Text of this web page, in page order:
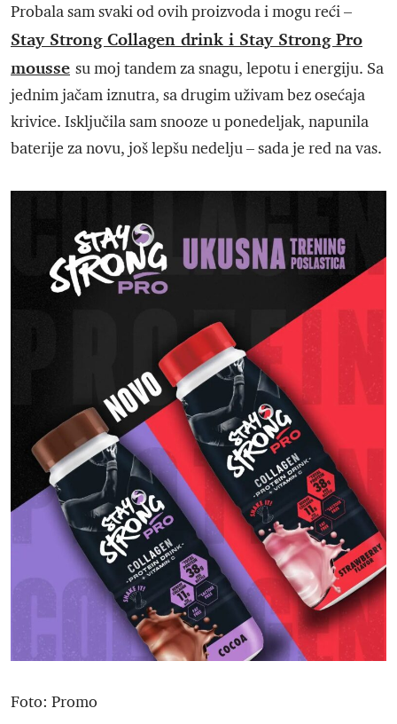
Probala sam svaki od ovih proizvoda i mogu reći –
Stay Strong Collagen drink i Stay Strong Pro
mousse su moj tandem za snagu, lepotu i energiju. Sa
jednim jačam iznutra, sa drugim uživam bez osećaja
krivice. Isključila sam snooze u ponedeljak, napunila
baterije za novu, još lepšu nedelju – sada je red na vas.
Foto: Promo